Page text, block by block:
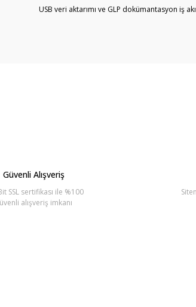
USB veri aktarımı ve GLP dokümantasyon iş
Güvenli Alışveriş
SSL sertifikası ile %100
alışveriş imkanı